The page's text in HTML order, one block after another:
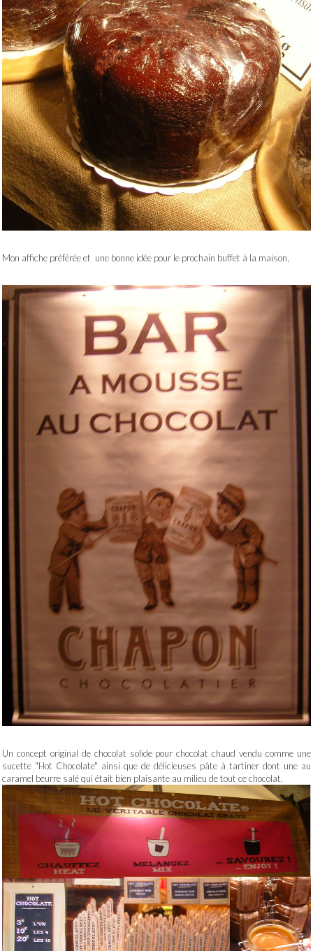
Mon affiche préférée et une bonne idée pour le prochain buffet à la maison,
Un concept original de chocolat solide pour chocolat chaud vendu comme une
sucette "Hot Chocolate" ainsi que de délicieuses pâte à tartiner dont une au
caramel beurre salé qui était bien plaisante au milieu de tout ce chocolat.